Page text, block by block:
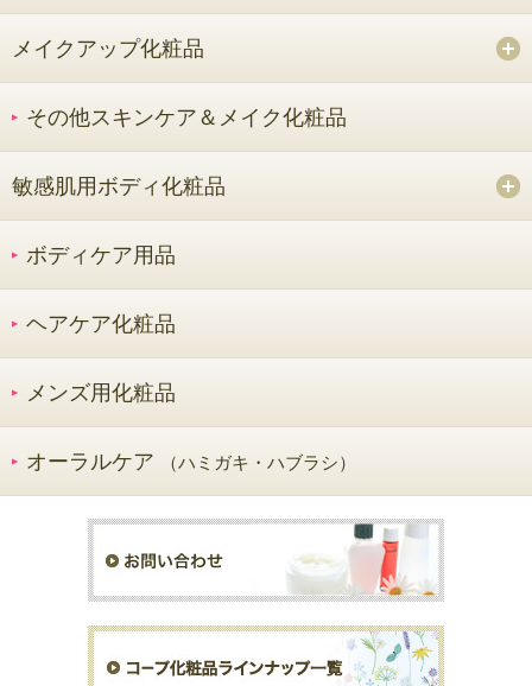
メイクアップ化粧品
その他スキンケア＆メイク化粧品
敏感肌用ボディ化粧品
ボディケア用品
ヘアケア化粧品
メンズ用化粧品
オーラルケア （ハミガキ・ハブラシ）